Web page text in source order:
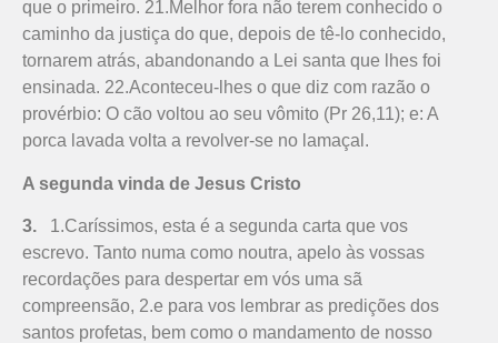
que o primeiro. 21.Me­lhor fora não terem conhecido o
caminho da justiça do que, depois de tê-lo conhecido,
tornarem atrás, abandonando a Lei santa que lhes foi
ensinada. 22.Aconteceu-lhes o que diz com razão o
provérbio: O cão voltou ao seu vômito (Pr 26,11); e: A
porca lavada volta a revolver-se no lamaçal.
A segunda vinda de Jesus Cristo
3. 1.Caríssimos, esta é a segunda carta que vos
escrevo. Tanto numa como noutra, apelo às vossas
recordações para despertar em vós uma sã
compreensão, 2.e para vos lembrar as predições dos
santos profetas, bem como o mandamento de nosso